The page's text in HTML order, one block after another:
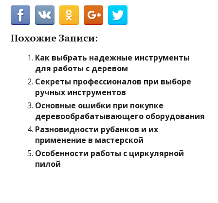
Похожие Записи:
Как выбрать надежные инструменты
для работы с деревом
Секреты профессионалов при выборе
ручных инструментов
Основные ошибки при покупке
деревообрабатывающего оборудования
Разновидности рубанков и их
применение в мастерской
Особенности работы с циркулярной
пилой